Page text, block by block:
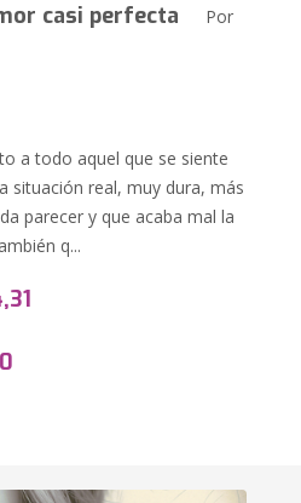
casi perfecta Por
a todo aquel que se siente
situación real, muy dura, más
parecer y que acaba mal la
q...